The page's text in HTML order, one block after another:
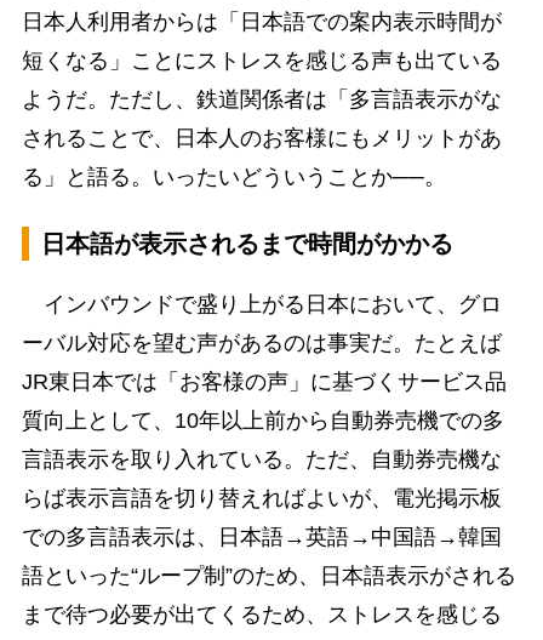
日本人利用者からは「日本語での案内表示時間が
短くなる」ことにストレスを感じる声も出ている
ようだ。ただし、鉄道関係者は「多言語表示がな
されることで、日本人のお客様にもメリットがあ
る」と語る。いったいどういうことか──。
日本語が表示されるまで時間がかかる
インバウンドで盛り上がる日本において、グロ
ーバル対応を望む声があるのは事実だ。たとえば
JR東日本では「お客様の声」に基づくサービス品
質向上として、10年以上前から自動券売機での多
言語表示を取り入れている。ただ、自動券売機な
らば表示言語を切り替えればよいが、電光掲示板
での多言語表示は、日本語→英語→中国語→韓国
語といった“ループ制”のため、日本語表示がされる
まで待つ必要が出てくるため、ストレスを感じる